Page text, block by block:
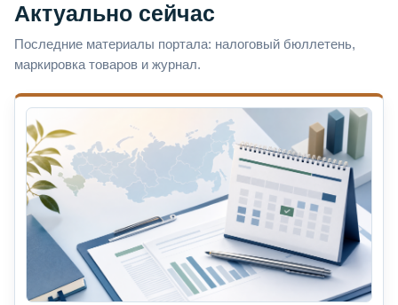
Актуально сейчас
Последние материалы портала: налоговый бюллетень,
маркировка товаров и журнал.